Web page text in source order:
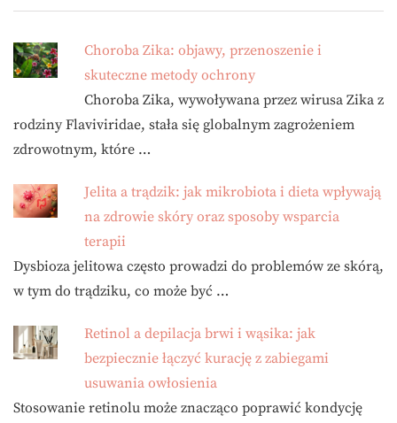
Choroba Zika: objawy, przenoszenie i
skuteczne metody ochrony
Choroba Zika, wywoływana przez wirusa Zika z
rodziny Flaviviridae, stała się globalnym zagrożeniem
zdrowotnym, które …
Jelita a trądzik: jak mikrobiota i dieta wpływają
na zdrowie skóry oraz sposoby wsparcia
terapii
Dysbioza jelitowa często prowadzi do problemów ze skórą,
w tym do trądziku, co może być …
Retinol a depilacja brwi i wąsika: jak
bezpiecznie łączyć kurację z zabiegami
usuwania owłosienia
Stosowanie retinolu może znacząco poprawić kondycję